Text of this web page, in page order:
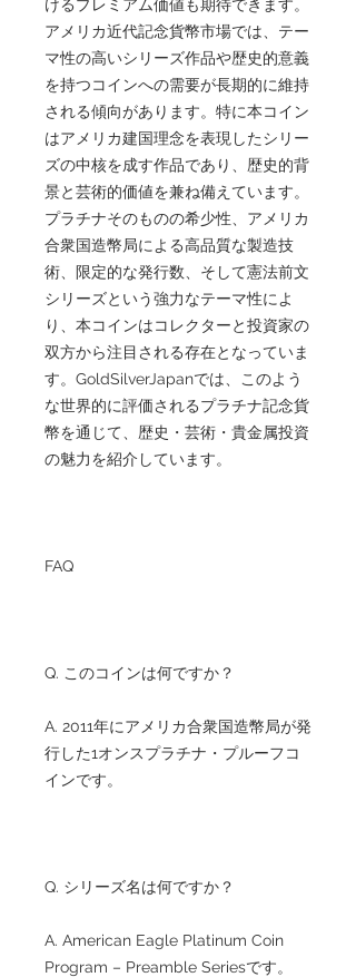
けるプレミアム価値も期待できます。
アメリカ近代記念貨幣市場では、テー
マ性の高いシリーズ作品や歴史的意義
を持つコインへの需要が長期的に維持
される傾向があります。特に本コイン
はアメリカ建国理念を表現したシリー
ズの中核を成す作品であり、歴史的背
景と芸術的価値を兼ね備えています。
プラチナそのものの希少性、アメリカ
合衆国造幣局による高品質な製造技
術、限定的な発行数、そして憲法前文
シリーズという強力なテーマ性によ
り、本コインはコレクターと投資家の
双方から注目される存在となっていま
す。GoldSilverJapanでは、このよう
な世界的に評価されるプラチナ記念貨
幣を通じて、歴史・芸術・貴金属投資
の魅力を紹介しています。
FAQ
Q. このコインは何ですか？
A. 2011年にアメリカ合衆国造幣局が発
行した1オンスプラチナ・プルーフコ
インです。
Q. シリーズ名は何ですか？
A. American Eagle Platinum Coin
Program – Preamble Seriesです。